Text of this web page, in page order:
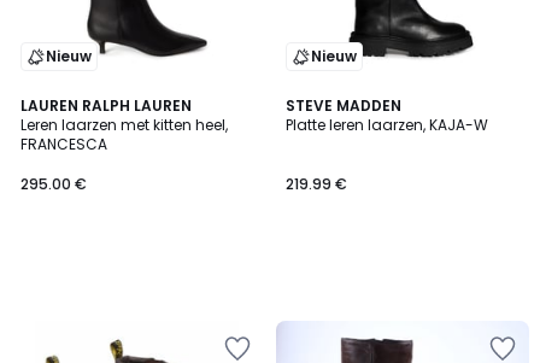
Nieuw
LAUREN RALPH LAUREN
Leren laarzen met kitten heel,
FRANCESCA
295.00 €
Nieuw
STEVE MADDEN
Platte leren laarzen, KAJA-W
219.99 €